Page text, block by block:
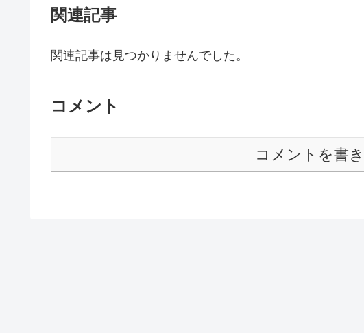
関連記事
関連記事は見つかりませんでした。
コメント
コメントを書